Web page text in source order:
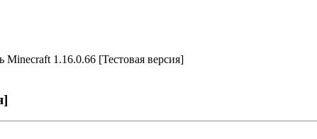
Minecraft 1.16.0.66 [Тестовая версия]